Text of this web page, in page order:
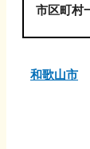
市区町村
和歌山市